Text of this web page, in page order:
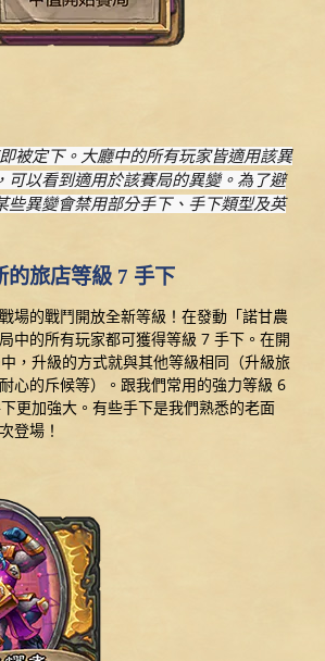
被定下。大廳中的所有玩家皆適用該異
可以看到適用於該賽局的異變。為了避
些異變會禁用部分手下、手下類型及英
的旅店等級 7 手下
場的戰鬥開放全新等級！在發動「諾甘農
中的所有玩家都可獲得等級 7 手下。在開
，升級的方式就與其他等級相同（升級旅
心的斥候等）。跟我們常用的強力等級 6
更加強大。有些手下是我們熟悉的老面
登場！